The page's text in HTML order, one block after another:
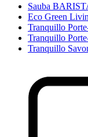
Sauba
Eco Green
Tranquillo
Tranquillo
Tranquillo